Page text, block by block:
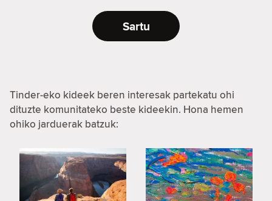
Sartu
Tinder-eko kideek beren interesak partekatu ohi
dituzte komunitateko beste kideekin. Hona hemen
ohiko jarduerak batzuk: